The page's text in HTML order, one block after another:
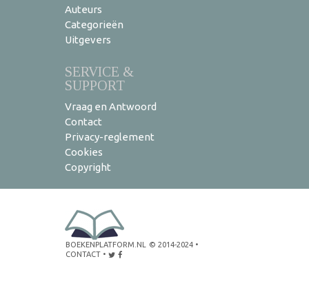
Auteurs
Categorieën
Uitgevers
SERVICE &
SUPPORT
Vraag en Antwoord
Contact
Privacy-reglement
Cookies
Copyright
BOEKENPLATFORM.NL © 2014-2024 •
CONTACT •